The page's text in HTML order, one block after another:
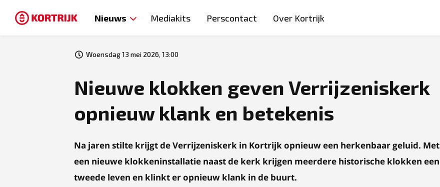
Nieuws Mediakits Perscontact Over Kortrijk
Woensdag 13 mei 2026, 13:00
Nieuwe klokken geven Verrijzeniskerk
opnieuw klank en betekenis
Na jaren stilte krijgt de Verrijzeniskerk in Kortrijk opnieuw een herkenbaar geluid. Met
een nieuwe klokkeninstallatie naast de kerk krijgen meerdere historische klokken een
tweede leven en klinkt er opnieuw klank in de buurt.